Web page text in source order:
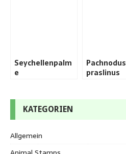
Seychellenpalm
e
Pachnodus
praslinus
KATEGORIEN
Allgemein